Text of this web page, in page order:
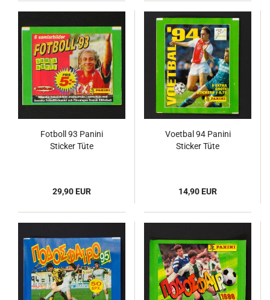
Fotboll 93 Panini
Sticker Tüte
29,90 EUR
Voetbal 94 Panini
Sticker Tüte
14,90 EUR